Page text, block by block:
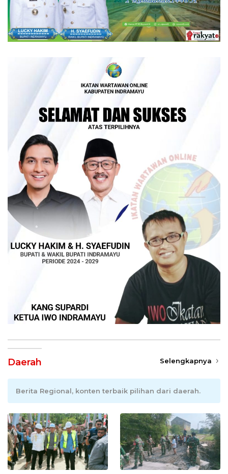
Daerah Selengkapnya
Berita Regional, konten terbaik pilihan dari daerah.